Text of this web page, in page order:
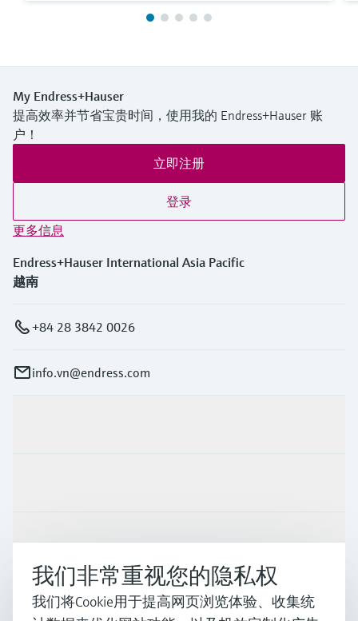
My Endress+Hauser
提高效率并节省宝贵时间，使用我的 Endress+Hauser 账
户！
立即注册
登录
更多信息
Endress+Hauser International Asia Pacific
越南
+84 28 3842 0026
info.vn@endress.com
支持
公司
我们非常重视您的隐私权
我们将Cookie用于提高网页浏览体验、收集统